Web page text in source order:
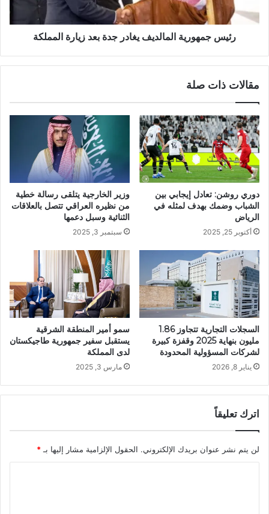
رئيس جمهورية المالديف يغادر جدة بعد زيارة المملكة
مقالات ذات صلة
دوري روشن: تعادل إيجابي بين
الشباب وضمك بهدف لمثله في
الرياض
أكتوبر 25, 2025
وزير الخارجية يتلقى رسالة خطية
من نظيره العراقي تتصل بالعلاقات
الثنائية وسبل دعمها
سبتمبر 3, 2025
السجلات التجارية تتجاوز 1.86
مليون بنهاية 2025 وقفزة كبيرة
لشركات المسؤولية المحدودة
يناير 8, 2026
سمو أمير المنطقة الشرقية
يستقبل سفير جمهورية طاجيكستان
لدى المملكة
مارس 3, 2025
اترك تعليقاً
لن يتم نشر عنوان بريدك الإلكتروني. الحقول الإلزامية مشار إليها بـ *